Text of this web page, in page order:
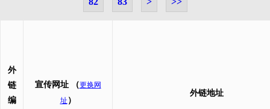
外
链
编
宣传网址 （更换网
址 ）
外链地址